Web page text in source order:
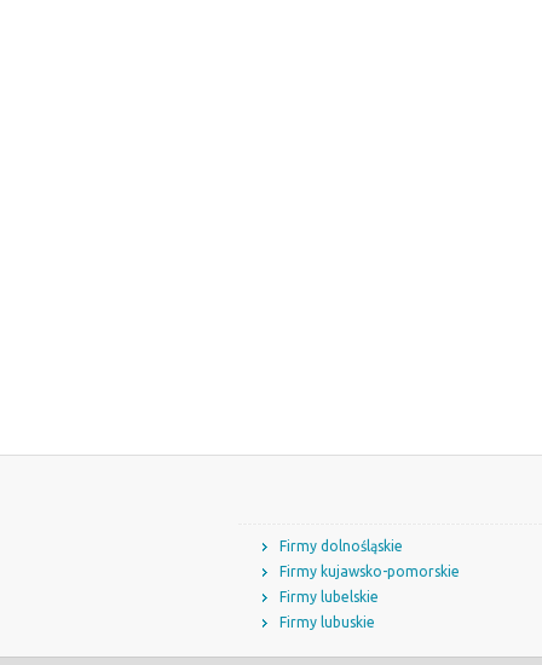
Firmy dolnośląskie
Firmy kujawsko-pomorskie
Firmy lubelskie
Firmy lubuskie